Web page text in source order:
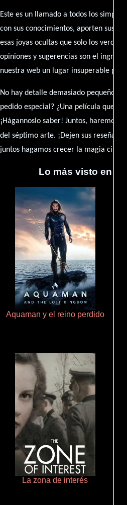
Este es un llamado a todos los
con sus conocimientos, aporten sus
esas joyas ocultas que solo los
opiniones y sugerencias son el
nuestra web un lugar insuperable
No hay detalle demasiado pequeño ni
pedido especial? ¿Una película que
¡Hágannoslo saber! Juntos, haremos
del séptimo arte. ¡Dejen sus reseña en
juntos hagamos crecer la magia
Lo más visto en
Aquaman y el reino perdido
La zona de interés